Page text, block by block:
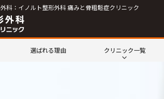
科：イノルト整形外科 痛みと骨粗鬆症クリニック
選ばれる理由 クリニック一覧